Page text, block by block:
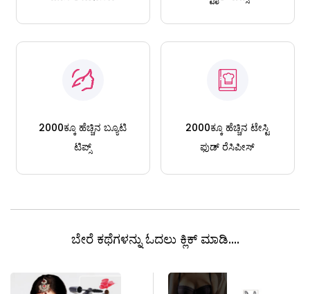
2000ಕ್ಕೂ ಹೆಚ್ಚಿನ ಬ್ಯೂಟಿ
ಟಿಪ್ಸ್
2000ಕ್ಕೂ ಹೆಚ್ಚಿನ ಟೇಸ್ಟಿ
ಫುಡ್ ರೆಸಿಪೀಸ್
ಬೇರೆ ಕಥೆಗಳನ್ನು ಓದಲು ಕ್ಲಿಕ್ ಮಾಡಿ....